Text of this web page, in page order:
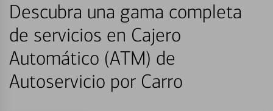
Descubra una gama completa
de servicios en Cajero
Automático (ATM) de
Autoservicio por Carro